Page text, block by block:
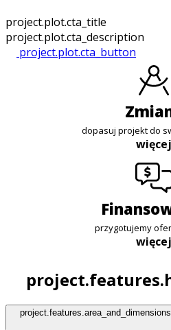
project.plot.cta_title
project.plot.cta_description
project.plot.cta_button
dopasuj projekt do
więcej
przygotujemy
więcej
project.features.area_and_dimensions